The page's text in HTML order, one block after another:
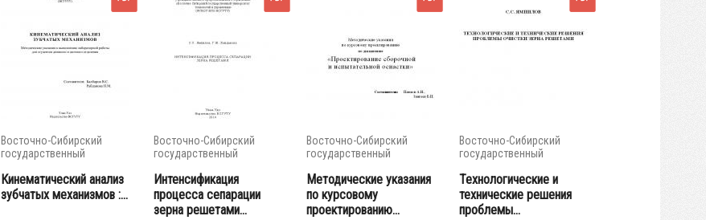
Восточно-Сибирский
государственный
Кинематический анализ
зубчатых механизмов :...
Восточно-Сибирский
государственный
Интенсификация
процесса сепарации
зерна решетами...
Восточно-Сибирский
государственный
Методические указания
по курсовому
проектированию...
Восточно-Сибирский
государственный
Технологические и
технические решения
проблемы...